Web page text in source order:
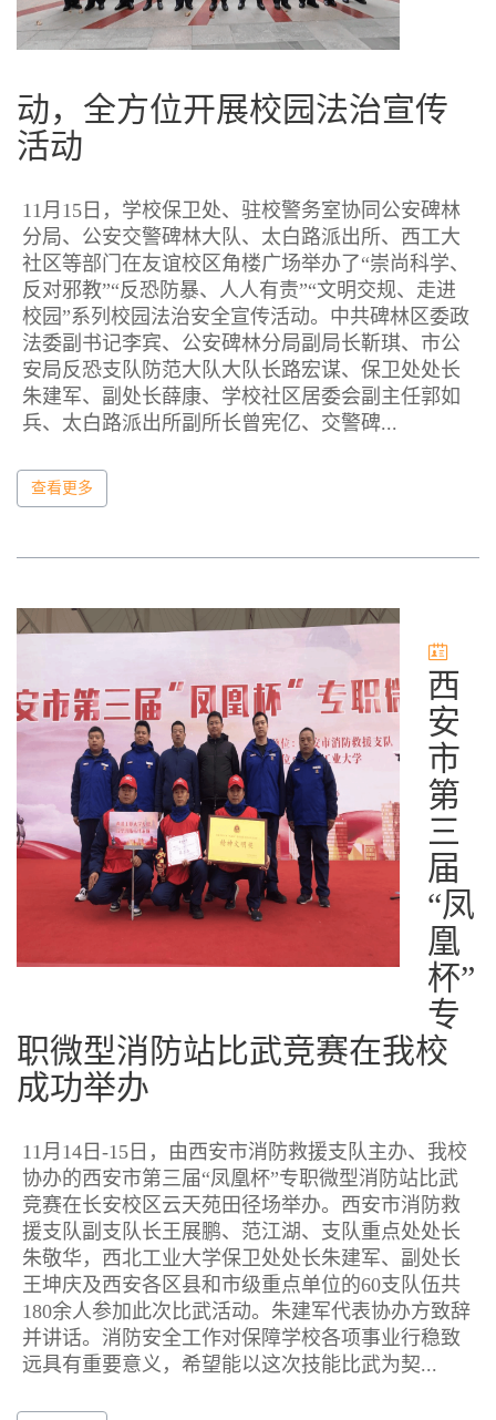
动，全方位开展校园法治宣传
活动
11月15日，学校保卫处、驻校警务室协同公安碑林
分局、公安交警碑林大队、太白路派出所、西工大
社区等部门在友谊校区角楼广场举办了“崇尚科学、
反对邪教”“反恐防暴、人人有责”“文明交规、走进
校园”系列校园法治安全宣传活动。中共碑林区委政
法委副书记李宾、公安碑林分局副局长靳琪、市公
安局反恐支队防范大队大队长路宏谋、保卫处处长
朱建军、副处长薛康、学校社区居委会副主任郭如
兵、太白路派出所副所长曾宪亿、交警碑...
查看更多
西
安
市
第
三
届
“凤
凰
杯”
专
职微型消防站比武竞赛在我校
成功举办
11月14日-15日，由西安市消防救援支队主办、我校
协办的西安市第三届“凤凰杯”专职微型消防站比武
竞赛在长安校区云天苑田径场举办。西安市消防救
援支队副支队长王展鹏、范江湖、支队重点处处长
朱敬华，西北工业大学保卫处处长朱建军、副处长
王坤庆及西安各区县和市级重点单位的60支队伍共
180余人参加此次比武活动。朱建军代表协办方致辞
并讲话。消防安全工作对保障学校各项事业行稳致
远具有重要意义，希望能以这次技能比武为契...